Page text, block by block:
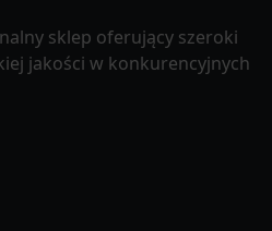
sklep oferujący szeroki
jakości w konkurencyjnych